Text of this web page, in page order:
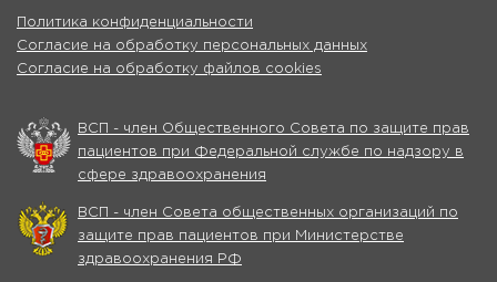
Политика конфиденциальности
Согласие на обработку персональных данных
Согласие на обработку файлов cookies
ВСП - член Общественного Совета по защите прав
пациентов при Федеральной службе по надзору в
сфере здравоохранения
ВСП - член Совета общественных организаций по
защите прав пациентов при Министерстве
здравоохранения РФ